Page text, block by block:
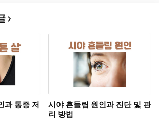
과 통증 저
시야 흔들림 원인과 진단 및 관
리 방법